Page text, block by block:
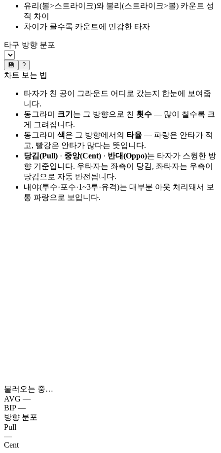
유리(볼>스트라이크)와 불리(스트라이크>볼) 카운트 성
적 차이
차이가 클수록 카운트에 민감한 타자
타구 방향 분포
💾 ?
차트 보는 법
타자가 친 공이 그라운드 어디로 갔는지 한눈에 보여줍
니다.
동그라미 크기 는 그 방향으로 친 횟수 — 많이 칠수록 크
게 그려집니다.
동그라미 색은 그 방향에서의 타율 — 파랑은 안타가 적
고, 빨강은 안타가 많다는 뜻입니다.
당김(Pull) · 중앙(Cent) · 반대(Oppo)는 타자가 스윙한 방
향 기준입니다. 우타자는 좌측이 당김, 좌타자는 우측이
당김으로 자동 반전됩니다.
내야(투수·포수·1~3루·유격)는 대부분 아웃 처리돼서 보
통 파랑으로 보입니다.
불러오는 중…
AVG —
BIP —
방향 분포
Pull
—
Cent